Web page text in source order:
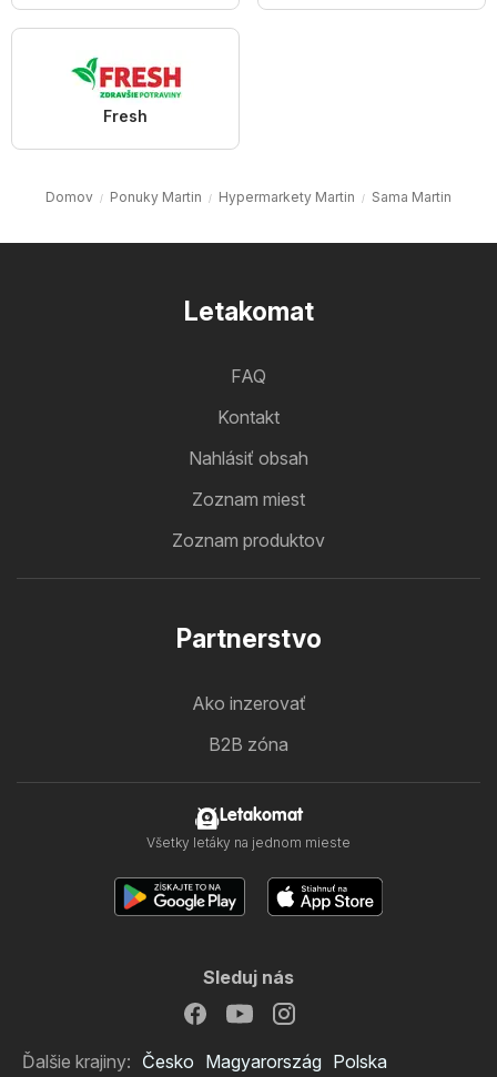
Fresh
Domov Ponuky Martin Hypermarkety Martin Sama Martin
Letakomat
FAQ
Kontakt
Nahlásiť obsah
Zoznam miest
Zoznam produktov
Partnerstvo
Ako inzerovať
B2B zóna
Letakomat
Všetky letáky na jednom mieste
Sleduj nás
Ďalšie krajiny: Česko Magyarország Polska